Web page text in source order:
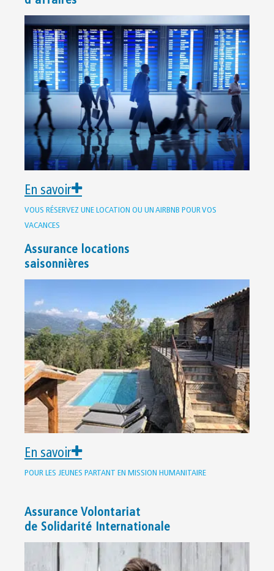
En savoir
VOUS RÉSERVEZ UNE LOCATION OU UN AIRBNB POUR VOS
VACANCES
Assurance locations
saisonnières
En savoir
POUR LES JEUNES PARTANT EN MISSION HUMANITAIRE
Assurance Volontariat
de Solidarité Internationale